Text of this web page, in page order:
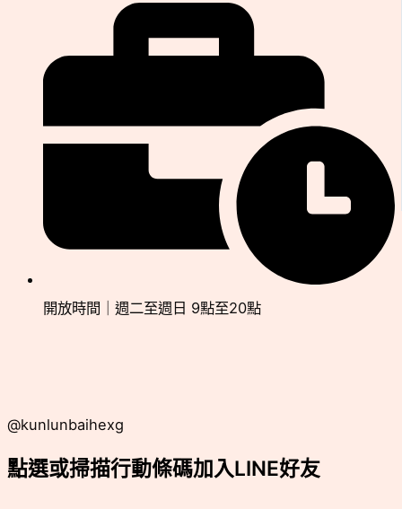
開放時間｜週二至週日 9點至20點
@kunlunbaihexg
點選或掃描行動條碼加入LINE好友